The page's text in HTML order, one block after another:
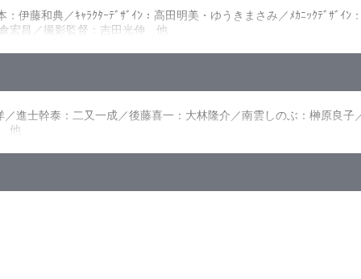
伊藤和典／ｷｬﾗｸﾀｰﾃﾞｻﾞｲﾝ：高田明美・ゆうきまさみ／ﾒｶﾆｯｸﾃﾞｻﾞｲ
宏昌／撮影監督：吉田光伸 他
進士幹泰：二又一成／後藤喜一：大林隆介／南雲しのぶ：榊原良
他